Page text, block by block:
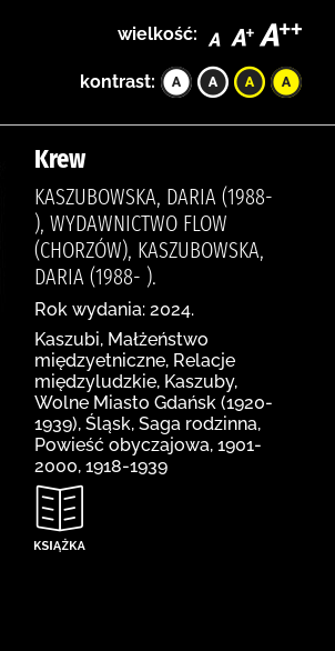
wielkość:
kontrast:
Krew
KASZUBOWSKA, DARIA (1988-
), WYDAWNICTWO FLOW
(CHORZÓW), KASZUBOWSKA,
DARIA (1988- ).
Rok wydania: 2024.
Kaszubi, Małżeństwo
międzyetniczne, Relacje
międzyludzkie, Kaszuby,
Wolne Miasto Gdańsk (1920-
1939), Śląsk, Saga rodzinna,
Powieść obyczajowa, 1901-
2000, 1918-1939